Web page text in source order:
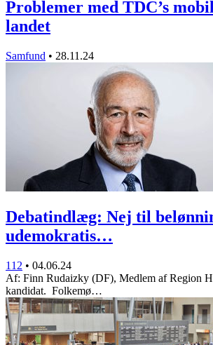
Problemer med TDC’s
landet
Samfund • 28.11.24
Debatindlæg: Nej til
udemokratis…
112 • 04.06.24
Af: Finn Rudaizky (DF), Medlem af Region
kandidat. Folkemø…